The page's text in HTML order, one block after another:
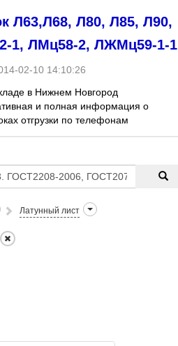
Л63,Л68, Л80, Л85, Л90,
1, ЛМц58-2, ЛЖМц59-1-1
02-10 14:10:26
в Нижнем Новгород
и полная информация о
отгрузки по телефонам
Латунный лист